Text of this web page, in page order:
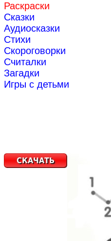
Раскраски
Сказки
Аудиосказки
Стихи
Скороговорки
Считалки
Загадки
Игры с детьми